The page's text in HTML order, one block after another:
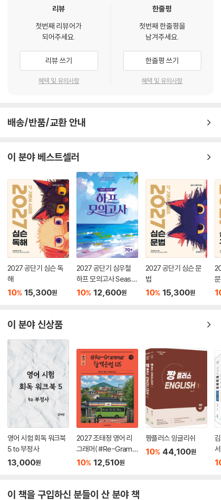
Chapter 04 수동태
가 300만 이상으로 이 교수법에 대한 증명이 이루어지고 있다.
루었으므로, 무엇보다 기본기를 다지는데 충실하고, 단어와 숙어를 꾸준
히 익힌다면, 다른 수험서로 공부하는 학생들보다 빠른 시간에 영어에 대
한 기본 틀을 잡을 수 있다고 확신한다.
어떤 영어보다 쉽게, 재밌게 학습할 수 있다는 마음을 담아 “The 만만한
영문법”이라는 타이틀을 붙이게 되었다. 그러므로 의심 없이 새로운 방식
리뷰
첫번째 리뷰어가
되어주세요.
리뷰 쓰기
혜택 및 유의사항
한줄평
첫번째 한줄평을
남겨주세요.
한줄평 쓰기
혜택 및 유의사항
배송/반품/교환 안내
이 분야 베스트셀러
2027 공단기 심슨 독
해
10% 15,300원
2027 공단기 심우철
하프 모의고사 Seaso
n 1: 70+
10% 12,600원
2027 공단기 심슨 문
법
10% 15,300원
문
이 분야 신상품
영어 시험 회독 워크북
5 to 부정사
13,000원
2027 조태정 영어 리
그래머(#Re-Gram
mar) 합격문법 125
10% 12,510원
짱플러스 잉글리쉬
10% 44,100원
서
이 책을 구입하신 분들이 산 분야 책